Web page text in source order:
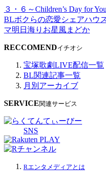
３・６～Children’s Day for
BLボクらの恋愛シェアハウ
マ明日海りお星風まどか
RECCOMENDイチオシ
宝塚歌劇LIVE配信一覧
BL関連記事一覧
月別アーカイブ
SERVICE関連サービス
SNS
Rエンタメディアとは